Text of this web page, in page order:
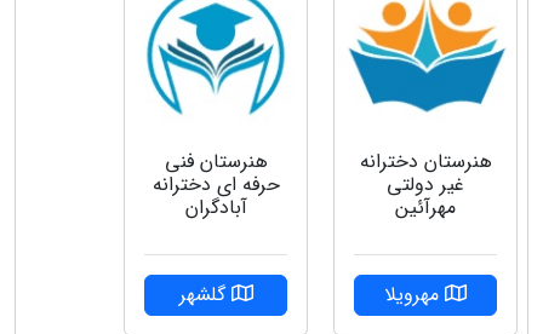
هنرستان دخترانه
غیر دولتی
مهرآئین
مهرویلا
هنرستان فنی
حرفه ای دخترانه
آبادگران
گلشهر